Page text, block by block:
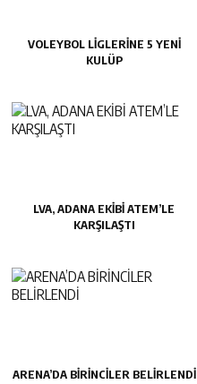
VOLEYBOL LİGLERİNE 5 YENİ
KULÜP
LVA, ADANA EKİBİ ATEM’LE
KARŞILAŞTI
ARENA’DA BİRİNCİLER BELİRLENDİ